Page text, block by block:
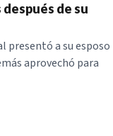
de su
presentó a su esposo
aprovechó para